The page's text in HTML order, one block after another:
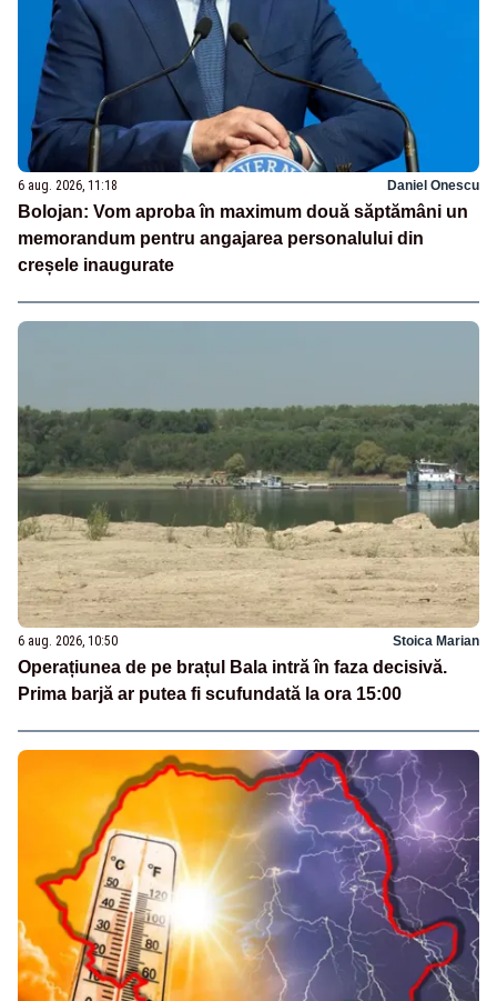
6 aug. 2026, 11:18 Daniel Onescu
Bolojan: Vom aproba în maximum două săptămâni un
memorandum pentru angajarea personalului din
creșele inaugurate
6 aug. 2026, 10:50 Stoica Marian
Operațiunea de pe brațul Bala intră în faza decisivă.
Prima barjă ar putea fi scufundată la ora 15:00